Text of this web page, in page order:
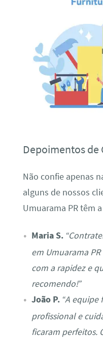
Depoimentos de
Não confie apenas
alguns de nossos
Umuarama PR têm
Maria S.
em Umuarama
com a rapidez e
recomendo!”
João P. “A
profissional e
ficaram perfeitos.